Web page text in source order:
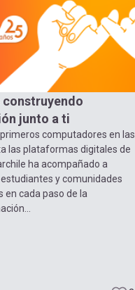
construyendo
junto a ti
primeros computadores en las
las plataformas digitales de
ha acompañado a
y comunidades
en cada paso de la